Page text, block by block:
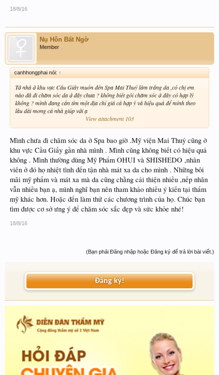
18/8/16
Nụ Hôn Bất Ngờ
Member
canhhongphai nói: ↑
Tớ nhà ở khu vực Cầu Giấy muốn đến Spa Mai Thuỷ làm trắng da ,có chị em
nào đã đi chăm sóc da ở đây chưa ? không biết gói chăm sóc ở đây có hợp lý
không ? mình đang cần tìm một địa chỉ giá cả hợp ý và hiệu quả để mình theo
lâu dài mong cả nhà giúp với ạ
View attachment 103
Mình chưa đi chăm sóc da ở Spa bao giờ .Mỹ viện Mai Thuỷ cũng ở
khu vực Cầu Giấy gần nhà mình . Mình cũng không biết có hiệu quả
không . Mình thường dùng Mỹ Phẩm OHUI và SHISHEDO ,nhân
viên ở đó họ nhiệt tình đến tận nhà mát xa da cho mình . Những bôi
mãi mỹ phẩm và mát xa mà da cũng chằng cải thiện nhiều ,nếp nhăn
vẫn nhiều bạn ạ, mình nghĩ bạn nên tham khảo nhiều ý kiến tại thẩm
mỹ khác hơn. Hoặc đến làm thử các chương trình của họ. Chúc bạn
tìm được cơ sở ưng ý để chăm sóc sắc đẹp và sức khỏe nhé!
18/8/16
(Bạn phải Đăng nhập hoặc Đăng ký để trả lời bài viết.)
Đăng ký!